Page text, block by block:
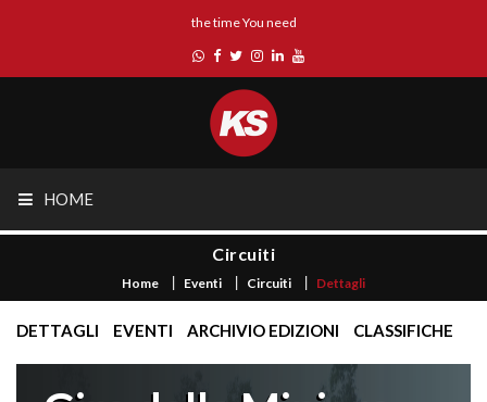
the time You need
HOME
Circuiti
Home Eventi Circuiti Dettagli
DETTAGLI EVENTI ARCHIVIO EDIZIONI CLASSIFICHE